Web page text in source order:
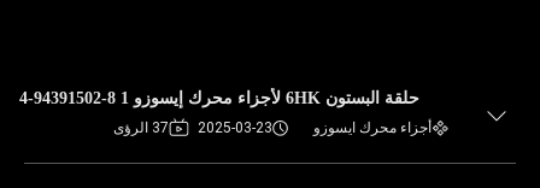
حلقة البستون 6HK لأجزاء محرك إيسوزو 1 8-94391502-4
أجزاء محرك ايسوزو 2025-03-23 37 الرؤى